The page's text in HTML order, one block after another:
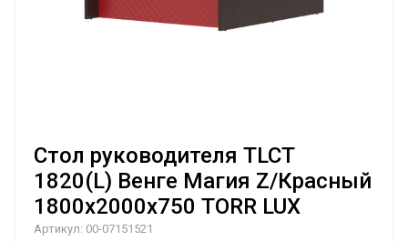
Стол руководителя TLCT
1820(L) Венге Магия Z/Красный
1800х2000х750 TORR LUX
Артикул: 00-07151521